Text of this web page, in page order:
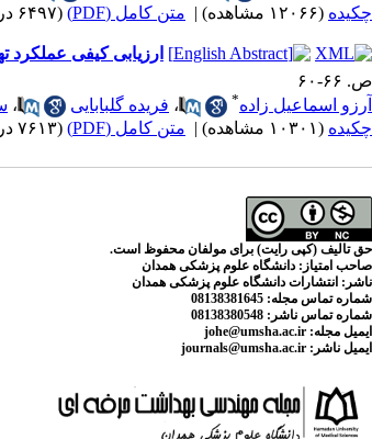
چکیده (۱۲۰۶۶ مشاهده) | متن کامل (PDF) (۶۴۹۷ دریافت)
ارزیابی کیفی
ص. ۶۶-۶۰
آرزو اسماعیل زاده* ، فریده گلبابایی ،
چکیده (۱۰۳۰۱ مشاهده) | متن کامل (PDF) (۷۶۱۳ دریافت)
حق تالیف (کپی رایت) برای مولفان محفوظ است.
صاحب امتیاز: دانشگاه علوم پزشکی همدان
ناشر: انتشارات دانشگاه علوم پزشکی همدان
شماره تماس مجله: 08138381645
شماره تماس ناشر:
ایمیل مجله:
ایمیل ناشر: